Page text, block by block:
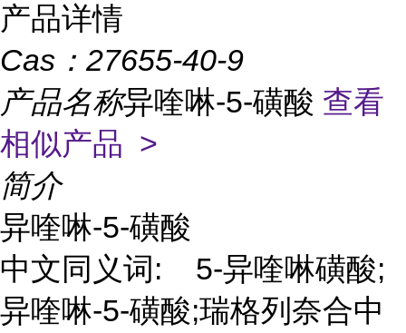
产品详情
Cas： 27655-40-9
产品名称异喹啉-5-磺酸 查看
相似产品 >
简介
异喹啉-5-磺酸
中文同义词:
5-异喹啉磺酸;
异喹啉-5-磺酸;瑞格列奈合中